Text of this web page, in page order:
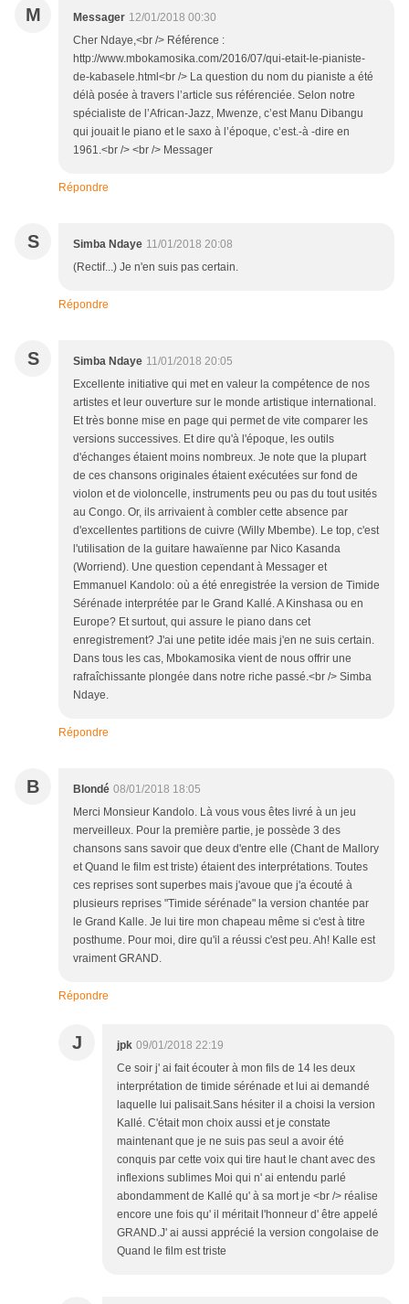
M Messager 12/01/2018 00:30
Cher Ndaye,<br /> Référence :
http://www.mbokamosika.com/2016/07/qui-etait-le-pianiste-
de-kabasele.html<br /> La question du nom du pianiste a été
délà posée à travers l’article sus référenciée. Selon notre
spécialiste de l’African-Jazz, Mwenze, c’est Manu Dibangu
qui jouait le piano et le saxo à l’époque, c’est.-à -dire en
1961.<br /> <br /> Messager
Répondre
S Simba Ndaye 11/01/2018 20:08
(Rectif...) Je n'en suis pas certain.
Répondre
S Simba Ndaye 11/01/2018 20:05
Excellente initiative qui met en valeur la compétence de nos
artistes et leur ouverture sur le monde artistique international.
Et très bonne mise en page qui permet de vite comparer les
versions successives. Et dire qu'à l'époque, les outils
d'échanges étaient moins nombreux. Je note que la plupart
de ces chansons originales étaient exécutées sur fond de
violon et de violoncelle, instruments peu ou pas du tout usités
au Congo. Or, ils arrivaient à combler cette absence par
d'excellentes partitions de cuivre (Willy Mbembe). Le top, c'est
l'utilisation de la guitare hawaïenne par Nico Kasanda
(Worriend). Une question cependant à Messager et
Emmanuel Kandolo: où a été enregistrée la version de Timide
Sérénade interprétée par le Grand Kallé. A Kinshasa ou en
Europe? Et surtout, qui assure le piano dans cet
enregistrement? J'ai une petite idée mais j'en ne suis certain.
Dans tous les cas, Mbokamosika vient de nous offrir une
rafraîchissante plongée dans notre riche passé.<br /> Simba
Ndaye.
Répondre
B Blondé 08/01/2018 18:05
Merci Monsieur Kandolo. Là vous vous êtes livré à un jeu
merveilleux. Pour la première partie, je possède 3 des
chansons sans savoir que deux d'entre elle (Chant de Mallory
et Quand le film est triste) étaient des interprétations. Toutes
ces reprises sont superbes mais j'avoue que j'a écouté à
plusieurs reprises "Timide sérénade" la version chantée par
le Grand Kalle. Je lui tire mon chapeau même si c'est à titre
posthume. Pour moi, dire qu'il a réussi c'est peu. Ah! Kalle est
vraiment GRAND.
Répondre
J jpk 09/01/2018 22:19
Ce soir j' ai fait écouter à mon fils de 14 les deux
interprétation de timide sérénade et lui ai demandé
laquelle lui palisait.Sans hésiter il a choisi la version
Kallé. C'était mon choix aussi et je constate
maintenant que je ne suis pas seul a avoir été
conquis par cette voix qui tire haut le chant avec des
inflexions sublimes Moi qui n' ai entendu parlé
abondamment de Kallé qu' à sa mort je <br /> réalise
encore une fois qu' il méritait l'honneur d' être appelé
GRAND.J' ai aussi apprécié la version congolaise de
Quand le film est triste